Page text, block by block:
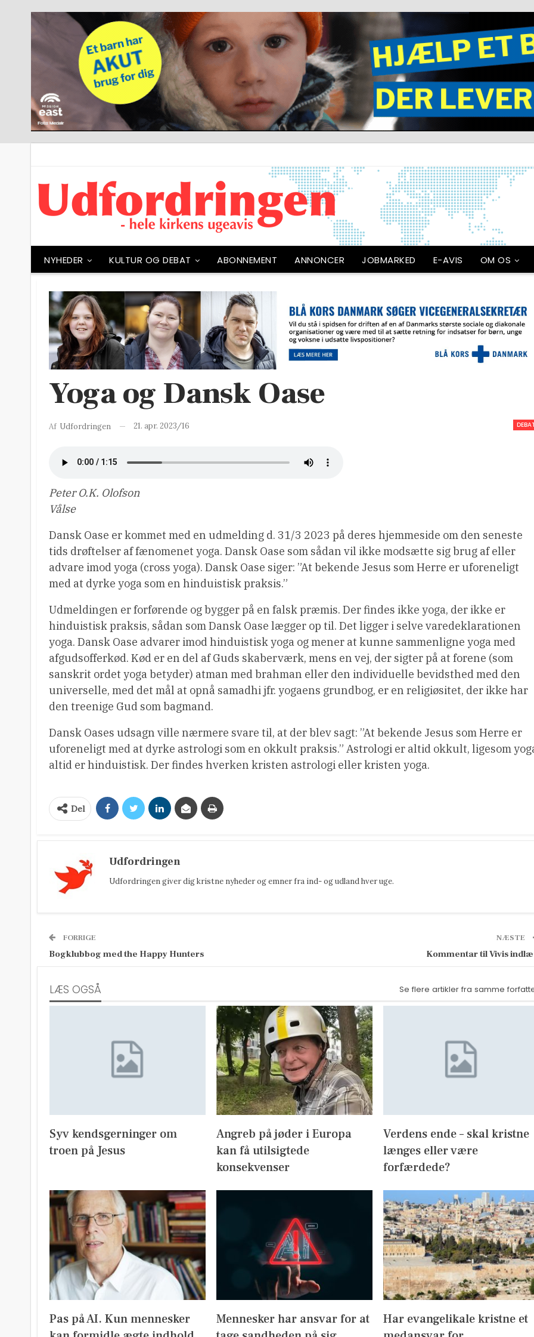
NYHEDER KULTUR OG DEBAT ABONNEMENT ANNONCER JOBMARKED E-AVIS OM OS
Yoga og Dansk Oase
Af Udfordringen 21. apr. 2023/16
Peter O.K. Olofson
Vålse
Dansk Oase er kommet med en udmelding d. 31/3 2023 på deres hjemmeside om den seneste
tids drøftelser af fænomenet yoga. Dansk Oase som sådan vil ikke modsætte sig brug af eller
advare imod yoga (cross yoga). Dansk Oase siger: ”At bekende Jesus som Herre er uforeneligt
med at dyrke yoga som en hinduistisk praksis.”
Udmeldingen er forførende og bygger på en falsk præmis. Der findes ikke yoga, der ikke er
hinduistisk praksis, sådan som Dansk Oase lægger op til. Det ligger i selve varedeklarationen
yoga. Dansk Oase advarer imod hinduistisk yoga og mener at kunne sammenligne yoga med
afgudsofferkød. Kød er en del af Guds skaberværk, mens en vej, der sigter på at forene (som
sanskrit ordet yoga betyder) atman med brahman eller den individuelle bevidsthed med den
universelle, med det mål at opnå samadhi jfr. yogaens grundbog, er en religiøsitet, der ikke har
den treenige Gud som bagmand.
Dansk Oases udsagn ville nærmere svare til, at der blev sagt: ”At bekende Jesus som Herre er
uforeneligt med at dyrke astrologi som en okkult praksis.” Astrologi er altid okkult, ligesom
altid er hinduistisk. Der findes hverken kristen astrologi eller kristen yoga.
Del
Udfordringen
Udfordringen giver dig kristne nyheder og emner fra ind- og udland hver uge.
FORRIGE
Bogklubbog med the Happy Hunters
NÆSTE
Kommentar til Vivis
LÆS OGSÅ Se flere artikler fra samme
Syv kendsgerninger om
troen på Jesus
Angreb på jøder i Europa
kan få utilsigtede
konsekvenser
Verdens ende – skal kristne
længes eller være
forfærdede?
Pas på AI. Kun mennesker
Mennesker har ansvar for at
Har evangelikale kristne et